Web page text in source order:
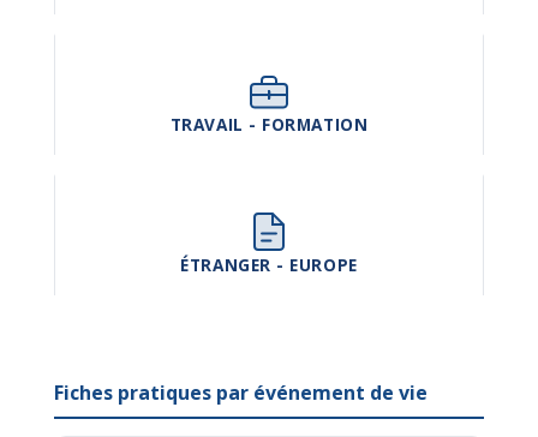
TRAVAIL - FORMATION
ÉTRANGER - EUROPE
Fiches pratiques par événement de vie